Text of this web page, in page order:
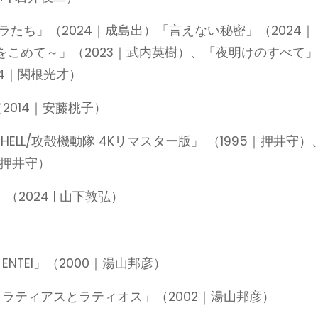
たち」（2024｜成島出）「言えない秘密」（2024｜
めて～」（2023｜武内英樹）、「夜明けのすべて」
関根光才）
｜安藤桃子）
攻殻機動隊 4Kリマスター版」 （1995｜押井守）
井守）
2024 | 山下敦弘）
」（2000｜湯山邦彦）
ティアスとラティオス」（2002｜湯山邦彦）